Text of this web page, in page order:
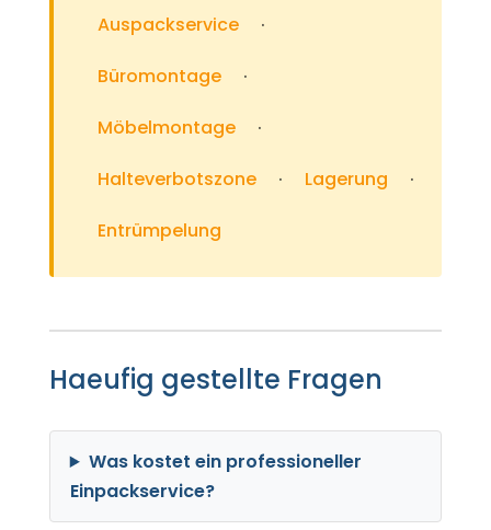
Auspackservice ·
Büromontage ·
Möbelmontage ·
Halteverbotszone · Lagerung ·
Entrümpelung
Haeufig gestellte Fragen
Was kostet ein professioneller
Einpackservice?